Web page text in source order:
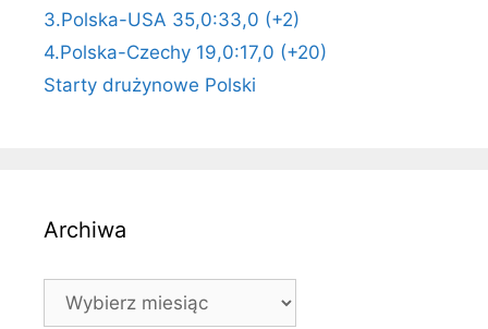
3.Polska-USA 35,0:33,0 (+2)
4.Polska-Czechy 19,0:17,0 (+20)
Starty drużynowe Polski
Archiwa
Archiwa